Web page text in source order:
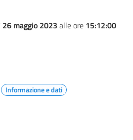
maggio 2023 alle ore 15:12:00
Informazione e dati